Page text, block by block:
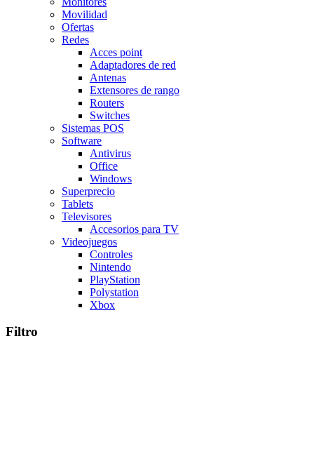
Movilidad
Ofertas
Redes
Acces point
Adaptadores de red
Antenas
Extensores de rango
Routers
Switches
Sistemas POS
Software
Antivirus
Office
Windows
Superprecio
Tablets
Televisores
Accesorios para TV
Videojuegos
Controles
Nintendo
PlayStation
Polystation
Xbox
Filtro